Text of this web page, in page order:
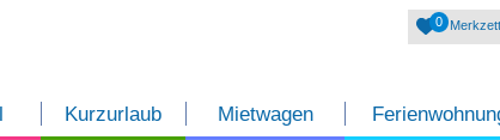
Kurzurlaub Mietwagen
0